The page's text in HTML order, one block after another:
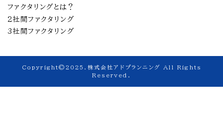
ファクタリングとは？
2社間ファクタリング
3社間ファクタリング
Copyright©2025.株式会社アドプランニング All Rights
Reserved.